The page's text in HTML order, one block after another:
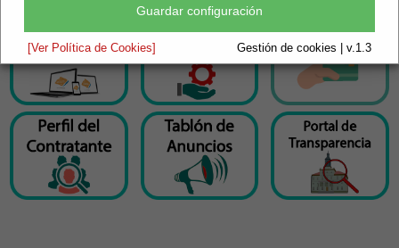
Guardar configuración
[Ver Política de Cookies] Gestión de cookies | v.1.3